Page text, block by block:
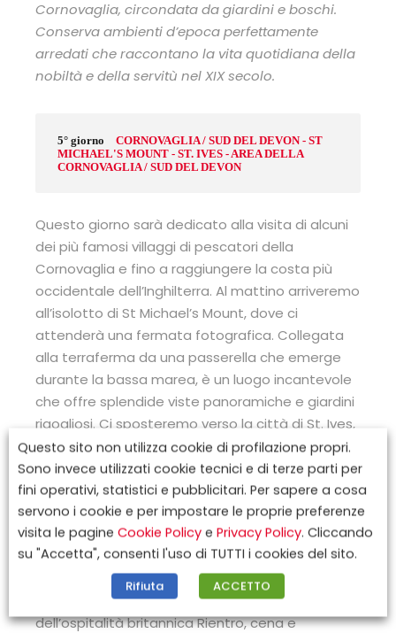
Cornovaglia, circondata da giardini e boschi.
Conserva ambienti d’epoca perfettamente
arredati che raccontano la vita quotidiana della
nobiltà e della servitù nel XIX secolo.
5° giorno
CORNOVAGLIA / SUD DEL DEVON - ST
MICHAEL'S MOUNT - ST. IVES - AREA DELLA
CORNOVAGLIA / SUD DEL DEVON
Questo giorno sarà dedicato alla visita di alcuni
dei più famosi villaggi di pescatori della
Cornovaglia e fino a raggiungere la costa più
occidentale dell’Inghilterra. Al mattino arriveremo
all’isolotto di St Michael’s Mount, dove ci
attenderà una fermata fotografica. Collegata
alla terraferma da una passerella che emerge
durante la bassa marea, è un luogo incantevole
che offre splendide viste panoramiche e giardini
rigogliosi. Ci sposteremo verso la città di St. Ives,
che domina la costa occidentale della
Cornovaglia, famosa per il suo porto e le sue
tradizioni legate al mare. Treno da St. Ives a St.
Erth. Successivamente ci attende una sosta per
gustare un autentico cream tea inglese, con
scones caldi accompagnati da clotted cream,
marmellata di fragole e una tazza di tè.
Un’esperienza tradizionale e rilassante, simbolo
dell’ospitalità britannica Rientro, cena e
Questo sito non utilizza cookie di profilazione propri.
Sono invece utilizzati cookie tecnici e di terze parti per
fini operativi, statistici e pubblicitari. Per sapere a cosa
servono i cookie e per impostare le proprie preferenze
visita le pagine Cookie Policy e Privacy Policy. Cliccando
su "Accetta", consenti l'uso di TUTTI i cookies del sito.
Rifiuta ACCETTO